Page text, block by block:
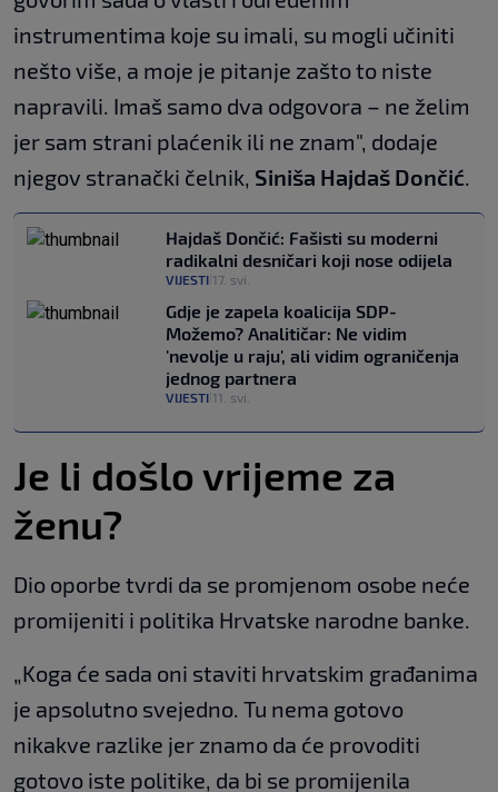
instrumentima koje su imali, su mogli učiniti
nešto više, a moje je pitanje zašto to niste
napravili. Imaš samo dva odgovora – ne želim
jer sam strani plaćenik ili ne znam", dodaje
njegov stranački čelnik, Siniša Hajdaš Dončić.
Hajdaš Dončić: Fašisti su moderni
radikalni desničari koji nose odijela
VIJESTI 17. svi.
Gdje je zapela koalicija SDP-
Možemo? Analitičar: Ne vidim
'nevolje u raju', ali vidim ograničenja
jednog partnera
VIJESTI 11. svi.
Je li došlo vrijeme za
ženu?
Dio oporbe tvrdi da se promjenom osobe neće
promijeniti i politika Hrvatske narodne banke.
„Koga će sada oni staviti hrvatskim građanima
je apsolutno svejedno. Tu nema gotovo
nikakve razlike jer znamo da će provoditi
gotovo iste politike, da bi se promijenila